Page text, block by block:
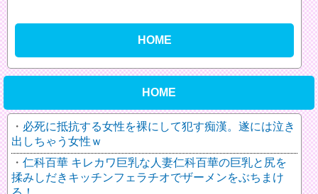
HOME
HOME
必死に抵抗する女性を裸にして犯す痴漢。遂には泣き
出しちゃう女性ｗ
仁科百華 キレカワ巨乳な人妻仁科百華の巨乳と尻を
揉みしだきキッチンフェラチオでザーメンをぶちまけ